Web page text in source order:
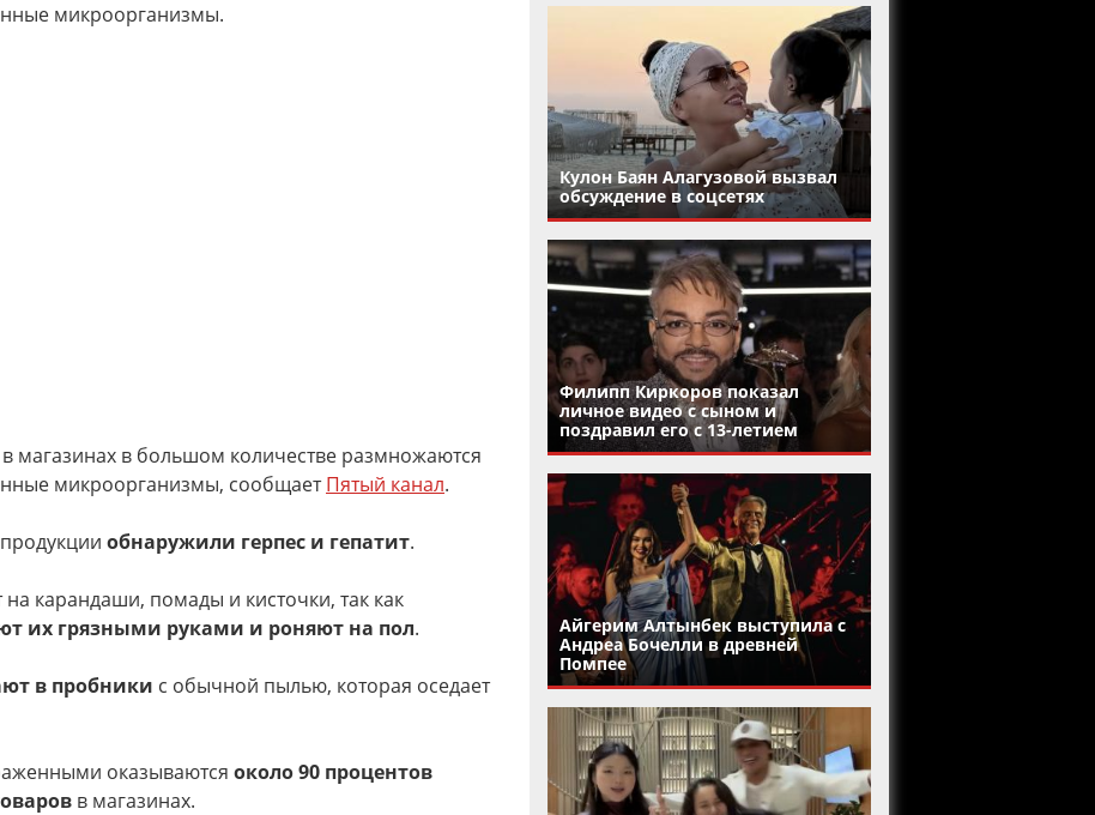
микроорганизмы.
магазинах в большом количестве размножаются
микроорганизмы, сообщаетПятый канал.
обнаружили герпес и гепатит.
карандаши, помады и кисточки, так как
их грязными руками и роняют на пол.
в пробники с обычной пылью, которая оседает
оказываются около 90 процентов
в магазинах.
Кулон Баян Алагузовой вызвал
обсуждение в соцсетях
Филипп Киркоров показал
личное видео с сыном и
поздравил его с 13-летием
Айгерим Алтынбек выступила с
Андреа Бочелли в древней
Помпее